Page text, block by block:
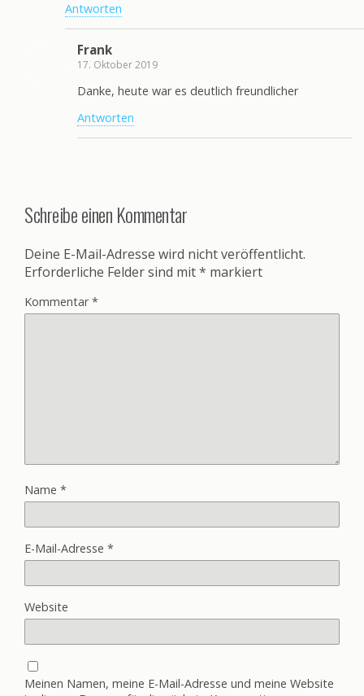
Antworten
Frank
17. Oktober 2019
Danke, heute war es deutlich freundlicher
Antworten
Schreibe einen Kommentar
Deine E-Mail-Adresse wird nicht veröffentlicht.
Erforderliche Felder sind mit* markiert
Kommentar*
Name *
E-Mail-Adresse *
Website
Meinen Namen, meine E-Mail-Adresse und meine Website